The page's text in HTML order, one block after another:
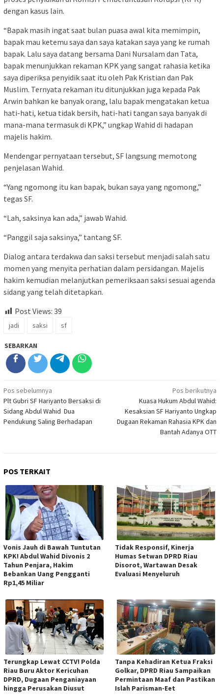
dengan kasus lain.
“Bapak masih ingat saat bulan puasa awal kita memimpin,
bapak mau ketemu saya dan saya katakan saya yang ke rumah
bapak. Lalu saya datang bersama Dani Nursalam dan Tata,
bapak menunjukkan rekaman KPK yang sangat rahasia ketika
saya diperiksa penyidik saat itu oleh Pak Kristian dan Pak
Muslim. Ternyata rekaman itu ditunjukkan juga kepada Pak
Arwin bahkan ke banyak orang, lalu bapak mengatakan ketua
hati-hati, ketua tidak bersih, hati-hati tangan saya banyak di
mana-mana termasuk di KPK,” ungkap Wahid di hadapan
majelis hakim.
Mendengar pernyataan tersebut, SF langsung memotong
penjelasan Wahid.
“Yang ngomong itu kan bapak, bukan saya yang ngomong,”
tegas SF.
“Lah, saksinya kan ada,” jawab Wahid.
“Panggil saja saksinya,” tantang SF.
Dialog antara terdakwa dan saksi tersebut menjadi salah satu
momen yang menyita perhatian dalam persidangan. Majelis
hakim kemudian melanjutkan pemeriksaan saksi sesuai agenda
sidang yang telah ditetapkan.
Post Views: 39
jadi saksi sf
SEBARKAN
Navigasi
pos
Pos sebelumnya
Plt Gubri SF Hariyanto Bersaksi di
Sidang Abdul Wahid Dua
Pendukung Saling Berhadapan
Pos berikutnya
Kuasa Hukum Abdul Wahid:
Kesaksian SF Hariyanto Ungkap
Dugaan Rekaman Rahasia KPK dan
Bantah Adanya OTT
POS TERKAIT
Vonis Jauh di Bawah Tuntutan
KPK! Abdul Wahid Divonis 2
Tahun Penjara, Hakim
Bebankan Uang Pengganti
Rp1,45 Miliar
Tidak Responsif, Kinerja
Humas Setwan DPRD Riau
Disorot, Wartawan Desak
Evaluasi Menyeluruh
Terungkap Lewat CCTV! Polda
Riau Buru Aktor Kericuhan
DPRD, Dugaan Penganiayaan
hingga Perusakan Diusut
Tanpa Kehadiran Ketua Fraksi
Golkar, DPRD Riau Sampaikan
Permintaan Maaf dan Pastikan
Islah Parisman-Eet